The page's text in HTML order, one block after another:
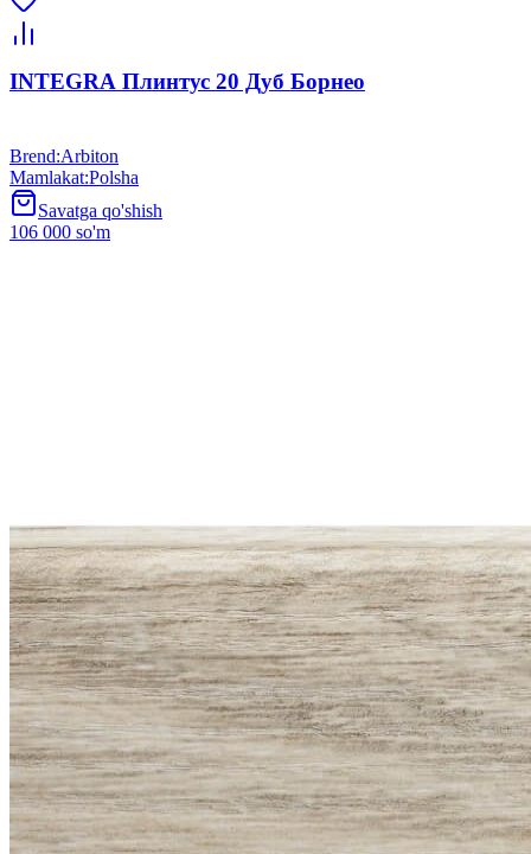
INTEGRA Плинтус 20 Дуб Борнео
Brend:Arbiton
Mamlakat:Polsha
Savatga qo'shish
106 000 so'm